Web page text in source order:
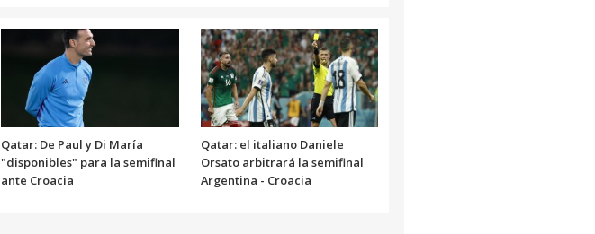
Qatar: De Paul y Di María
"disponibles" para la semifinal
ante Croacia
Qatar: el italiano Daniele
Orsato arbitrará la semifinal
Argentina - Croacia